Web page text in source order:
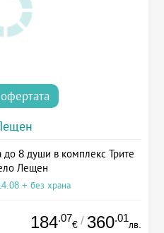
до 8 души в комплекс Трите
Лещен
+ без храна
184.07
€ / 360.01
лв.